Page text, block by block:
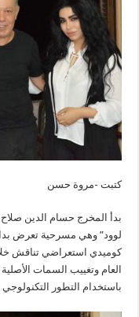
كتبت -مروة حسن
بدأ المخرج حسام الدين
لوود” وهي مسرحية تعرض
كوميدي استعراضي تناقش
العام وتغييب السمات
باستخدام التطور